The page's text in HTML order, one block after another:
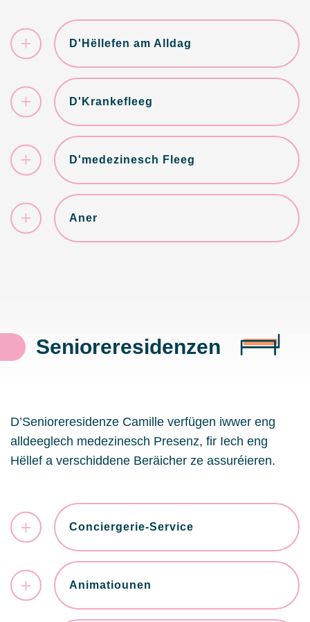
D'Hëllefen am Alldag
D'Krankefleeg
D'medezinesch Fleeg
Aner
Senioreresidenzen
D’Senioreresidenze Camille verfügen iwwer eng
alldeeglech medezinesch Presenz, fir Iech eng
Hëllef a verschiddene Beräicher ze assuréieren.
Conciergerie-Service
Animatiounen